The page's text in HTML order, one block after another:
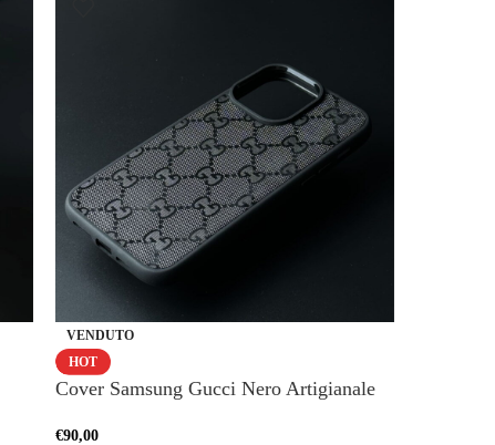
VENDUTO
HOT
Cover Samsung Gucci Nero Artigianale
€90,00